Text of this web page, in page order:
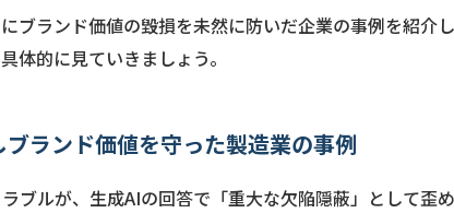
ブランド価値の毀損を未然に防いだ企業の事例を紹介
体的に見ていきましょう。
ランド価値を守った製造業の事例
ブルが、生成AIの回答で「重大な欠陥隠蔽」として歪